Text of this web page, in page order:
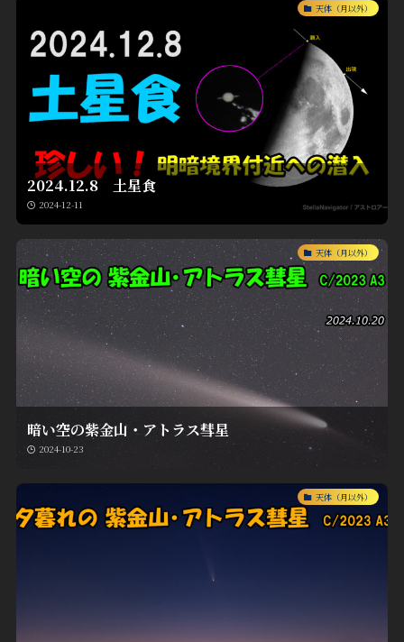
天体（月以外）
2024.12.8 土星食
2024-12-11
天体（月以外）
暗い空の紫金山・アトラス彗星
2024-10-23
天体（月以外）